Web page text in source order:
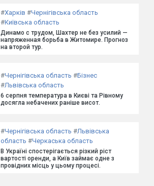
#Харків #Чернігівська область
#Київська область
Динамо с трудом, Шахтер не без усилий —
напряженная борьба в Житомире. Прогноз
на второй тур.
#Чернігівська область #Бізнес
#Львівська область
6 серпня температура в Києві та Рівному
досягла небачених раніше висот.
#Чернігівська область #Львівська
область #Черкаська область
В Україні спостерігається різкий ріст
вартості оренди, а Київ займає одне з
провідних місць у цьому процесі.